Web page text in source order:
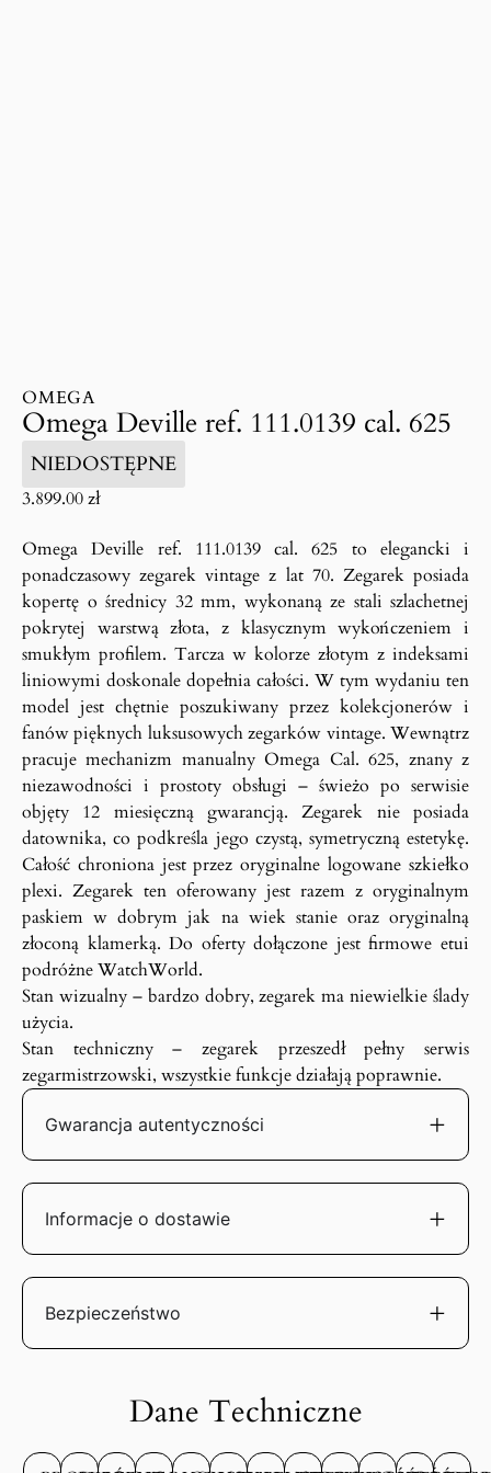
OMEGA
Omega Deville ref. 111.0139 cal. 625
NIEDOSTĘPNE
3.899.00zł
Omega Deville ref. 111.0139 cal. 625 to elegancki i
ponadczasowy zegarek vintage z lat 70. Zegarek posiada
kopertę o średnicy 32 mm, wykonaną ze stali szlachetnej
pokrytej warstwą złota, z klasycznym wykończeniem i
smukłym profilem. Tarcza w kolorze złotym z indeksami
liniowymi doskonale dopełnia całości. W tym wydaniu ten
model jest chętnie poszukiwany przez kolekcjonerów i
fanów pięknych luksusowych zegarków vintage. Wewnątrz
pracuje mechanizm manualny Omega Cal. 625, znany z
niezawodności i prostoty obsługi – świeżo po serwisie
objęty 12 miesięczną gwarancją. Zegarek nie posiada
datownika, co podkreśla jego czystą, symetryczną estetykę.
Całość chroniona jest przez oryginalne logowane szkiełko
plexi. Zegarek ten oferowany jest razem z oryginalnym
paskiem w dobrym jak na wiek stanie oraz oryginalną
złoconą klamerką. Do oferty dołączone jest firmowe etui
podróżne WatchWorld.
Stan wizualny – bardzo dobry, zegarek ma niewielkie ślady
użycia.
Stan techniczny – zegarek przeszedł pełny serwis
zegarmistrzowski, wszystkie funkcje działają poprawnie.
Gwarancja autentyczności
Informacje o dostawie
Bezpieczeństwo
Dane Techniczne